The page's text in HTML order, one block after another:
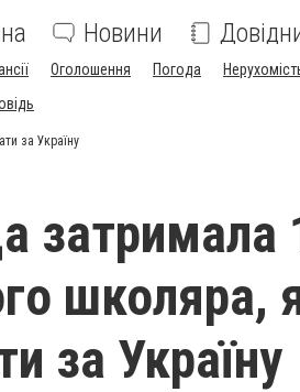
Новини
Оголошення Погода
за Україну
затримала
школяра,
за Україну